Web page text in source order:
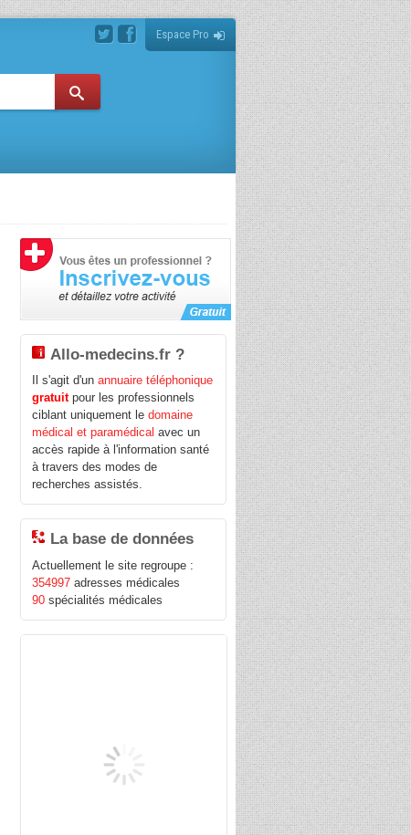
Espace Pro
Allo-medecins.fr ?
Il s'agit d'unannuaire téléphonique
gratuitpour les professionnels
ciblant uniquement ledomaine
médical et paramédical avec un
accès rapide à l'information santé
à travers des modes de
recherches assistés.
La base de données
Actuellement le site regroupe :
354997 adresses médicales
90 spécialités médicales